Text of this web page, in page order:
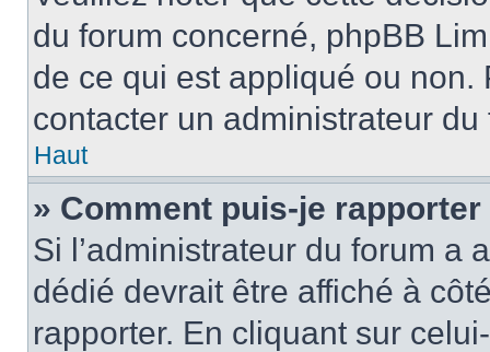
du forum concerné, phpBB
de ce qui est appliqué ou non.
contacter un administrateur du
Haut
» Comment puis-je
Si l’administrateur du forum a
dédié devrait être affiché à
rapporter. En cliquant sur